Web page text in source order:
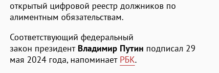
открытый цифровой реестр должников по
алиментным обязательствам.
Соответствующий федеральный
закон президент Владимир Путин подписал 29
мая 2024 года, напоминает РБК.